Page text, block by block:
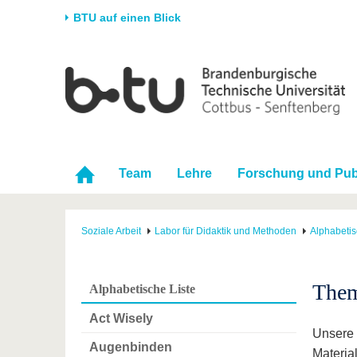
BTU auf einen Blick
Universität
Karriere & Engagement
Partnerschaften &
Strukturwandel
Forschung
Förderung
Wissenschaftlicher
Nachwuchs
Im
Team Lehre Forschung und
Soziale Arbeit Labor für Didaktik und Methoden
Alphabetische Liste
Act Wisely
Augenbinden